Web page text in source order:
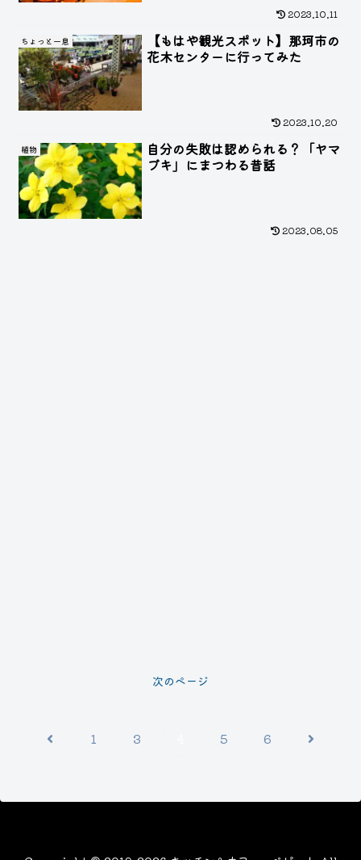
2023.10.11
ちょっと一息
【もはや観光スポット】那珂市の
花木センターに行ってみた
2023.10.20
植物
自分の失敗は認められる？「ヤマ
ブキ」にまつわる昔話
2023.08.05
次のページ
前
1 3 5 6
次